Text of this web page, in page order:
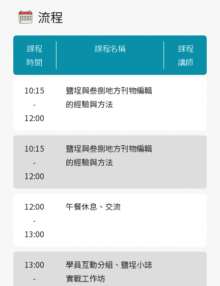
流程
課程
時間
課程名稱
課程
講師
10:15
-
12:00
鹽埕與叁捌地方刊物編輯
的經驗與方法
10:15
-
12:00
鹽埕與叁捌地方刊物編輯
的經驗與方法
12:00
-
13:00
午餐休息、交流
13:00
-
學員互動分組、鹽埕小誌
實戰工作坊